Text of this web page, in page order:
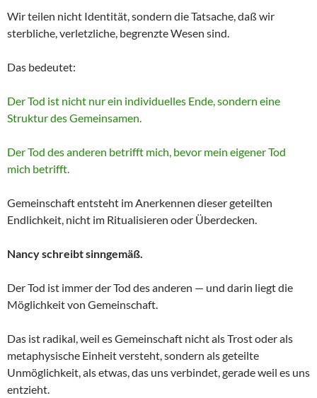
Wir teilen nicht Identität, sondern die Tatsache, daß wir
sterbliche, verletzliche, begrenzte Wesen sind.
Das bedeutet:
Der Tod ist nicht nur ein individuelles Ende, sondern eine
Struktur des Gemeinsamen.
Der Tod des anderen betrifft mich, bevor mein eigener Tod
mich betrifft.
Gemeinschaft entsteht im Anerkennen dieser geteilten
Endlichkeit, nicht im Ritualisieren oder Überdecken.
Nancy schreibt sinngemäß.
Der Tod ist immer der Tod des anderen — und darin liegt die
Möglichkeit von Gemeinschaft.
Das ist radikal, weil es Gemeinschaft nicht als Trost oder als
metaphysische Einheit versteht, sondern als geteilte
Unmöglichkeit, als etwas, das uns verbindet, gerade weil es uns
entzieht.